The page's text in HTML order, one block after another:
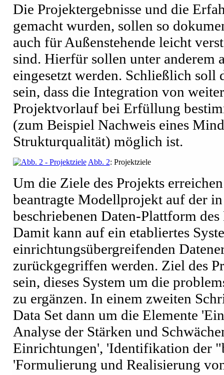
Die Projektergebnisse und die
gemacht wurden, sollen so
auch für Außenstehende leicht
sind. Hierfür sollen unter anderem
eingesetzt werden. Schließlich soll
sein, dass die Integration von
Projektvorlauf bei Erfüllung
(zum Beispiel Nachweis eines
Strukturqualität) möglich ist.
Abb. 2: Projektziele
Um die Ziele des Projekts
beantragte Modellprojekt auf der
beschriebenen Daten-Plattform
Damit kann auf ein etabliertes
einrichtungsübergreifenden
zurückgegriffen werden. Ziel des
sein, dieses System um die
zu ergänzen. In einem zweiten
Data Set dann um die Elemente
Analyse der Stärken und
Einrichtungen', 'Identifikation der
'Formulierung und Realisierung